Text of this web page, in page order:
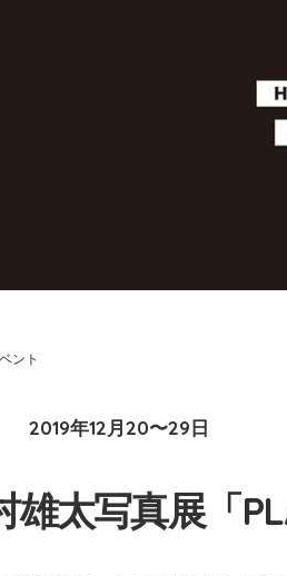
ント
2019年12月20〜29日
雄太写真展「